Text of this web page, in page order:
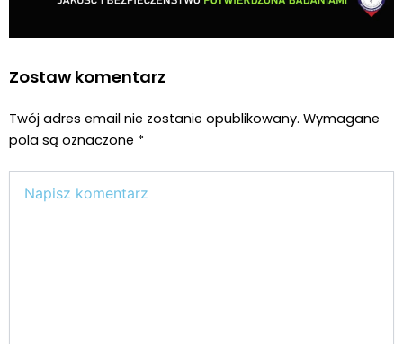
Zostaw komentarz
Twój adres email nie zostanie opublikowany. Wymagane
pola są oznaczone *
tutaj..